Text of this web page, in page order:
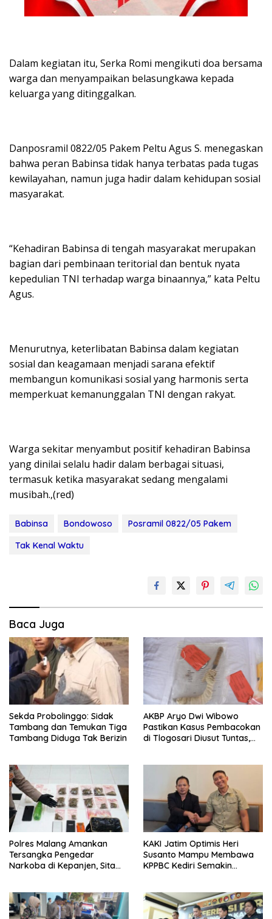
Dalam kegiatan itu, Serka Romi mengikuti doa bersama
warga dan menyampaikan belasungkawa kepada
keluarga yang ditinggalkan.
Danposramil 0822/05 Pakem Peltu Agus S. menegaskan
bahwa peran Babinsa tidak hanya terbatas pada tugas
kewilayahan, namun juga hadir dalam kehidupan sosial
masyarakat.
“Kehadiran Babinsa di tengah masyarakat merupakan
bagian dari pembinaan teritorial dan bentuk nyata
kepedulian TNI terhadap warga binaannya,” kata Peltu
Agus.
Menurutnya, keterlibatan Babinsa dalam kegiatan
sosial dan keagamaan menjadi sarana efektif
membangun komunikasi sosial yang harmonis serta
memperkuat kemanunggalan TNI dengan rakyat.
Warga sekitar menyambut positif kehadiran Babinsa
yang dinilai selalu hadir dalam berbagai situasi,
termasuk ketika masyarakat sedang mengalami
musibah.,(red)
Babinsa Bondowoso
Posramil 0822/05 Pakem
Tak Kenal Waktu
Baca Juga
Sekda Probolinggo: Sidak
Tambang dan Temukan Tiga
Tambang Diduga Tak Berizin
AKBP Aryo Dwi Wibowo
Pastikan Kasus Pembacokan
di Tlogosari Diusut Tuntas,
Polres Malang Amankan
Tersangka Pengedar
Narkoba di Kepanjen, Sita
KAKI Jatim Optimis Heri
Susanto Mampu Membawa
KPPBC Kediri Semakin